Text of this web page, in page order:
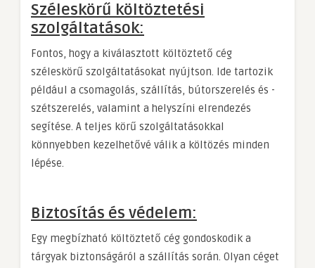
Széleskörű költöztetési
szolgáltatások:
Fontos, hogy a kiválasztott költöztető cég
széleskörű szolgáltatásokat nyújtson. Ide tartozik
például a csomagolás, szállítás, bútorszerelés és -
szétszerelés, valamint a helyszíni elrendezés
segítése. A teljes körű szolgáltatásokkal
könnyebben kezelhetővé válik a költözés minden
lépése.
Biztosítás és védelem:
Egy megbízható költöztető cég gondoskodik a
tárgyak biztonságáról a szállítás során. Olyan céget